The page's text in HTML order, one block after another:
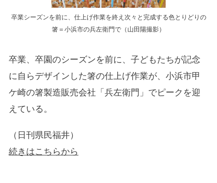
卒業シーズンを前に、仕上げ作業を終え次々と完成する色とりどりの
箸＝小浜市の兵左衛門で（山田陽撮影）
卒業、卒園のシーズンを前に、子どもたちが記念
に自らデザインした箸の仕上げ作業が、小浜市甲
ケ崎の箸製造販売会社「兵左衛門」でピークを迎
えている。
（日刊県民福井）
続きはこちらから